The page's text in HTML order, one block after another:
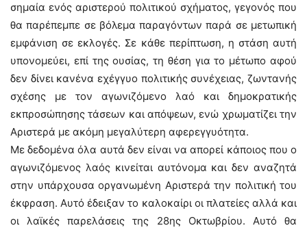
σημαία ενός αριστερού πολιτικού σχήματος, γεγονός που
θα παρέπεμπε σε βόλεμα παραγόντων παρά σε μετωπική
εμφάνιση σε εκλογές. Σε κάθε περίπτωση, η στάση αυτή
υπονομεύει, επί της ουσίας, τη θέση για το μέτωπο αφού
δεν δίνει κανένα εχέγγυο πολιτικής συνέχειας, ζωντανής
σχέσης με τον αγωνιζόμενο λαό και δημοκρατικής
εκπροσώπησης τάσεων και απόψεων, ενώ χρωματίζει την
Αριστερά με ακόμη μεγαλύτερη αφερεγγυότητα.
Με δεδομένα όλα αυτά δεν είναι να απορεί κάποιος που ο
αγωνιζόμενος λαός κινείται αυτόνομα και δεν αναζητά
στην υπάρχουσα οργανωμένη Αριστερά την πολιτική του
έκφραση. Αυτό έδειξαν το καλοκαίρι οι πλατείες αλλά και
οι λαϊκές παρελάσεις της 28ης Οκτωβρίου. Αυτό θα